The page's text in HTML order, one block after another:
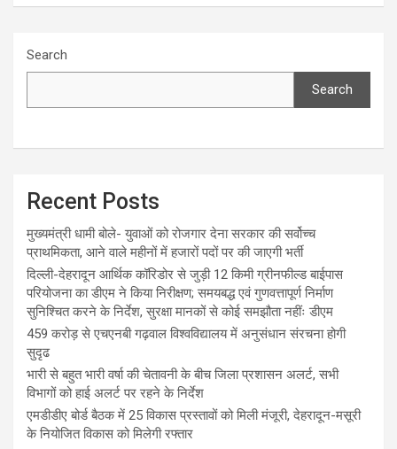
Search
Search
Recent Posts
मुख्यमंत्री धामी बोले- युवाओं को रोजगार देना सरकार की सर्वोच्च
प्राथमिकता, आने वाले महीनों में हजारों पदों पर की जाएगी भर्ती
दिल्ली-देहरादून आर्थिक कॉरिडोर से जुड़ी 12 किमी ग्रीनफील्ड बाईपास
परियोजना का डीएम ने किया निरीक्षण; समयबद्ध एवं गुणवत्तापूर्ण निर्माण
सुनिश्चित करने के निर्देश, सुरक्षा मानकों से कोई समझौता नहींः डीएम
459 करोड़ से एचएनबी गढ़वाल विश्वविद्यालय में अनुसंधान संरचना होगी
सुदृढ
भारी से बहुत भारी वर्षा की चेतावनी के बीच जिला प्रशासन अलर्ट, सभी
विभागों को हाई अलर्ट पर रहने के निर्देश
एमडीडीए बोर्ड बैठक में 25 विकास प्रस्तावों को मिली मंजूरी, देहरादून-मसूरी
के नियोजित विकास को मिलेगी रफ्तार